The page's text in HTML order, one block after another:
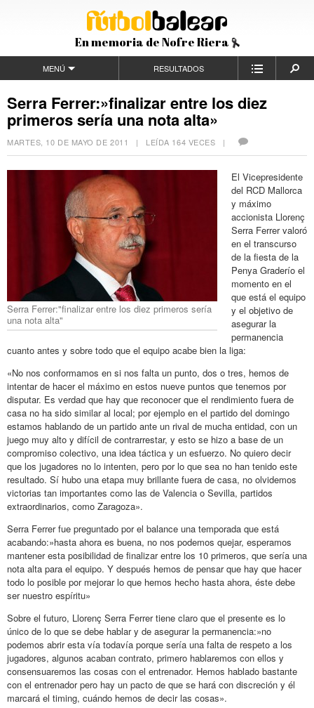
En memoria de Nofre Riera
MENÚ RESULTADOS
Serra Ferrer:»finalizar entre los diez
primeros sería una nota alta»
MARTES, 10 DE MAYO DE 2011 | LEÍDA 164 VECES |
Serra Ferrer:"finalizar entre los diez primeros sería
una nota alta"
El Vicepresidente
del RCD Mallorca
y máximo
accionista Llorenç
Serra Ferrer valoró
en el transcurso
de la fiesta de la
Penya Graderío el
momento en el
que está el equipo
y el objetivo de
asegurar la
permanencia
cuanto antes y sobre todo que el equipo acabe bien la liga:
«No nos conformamos en si nos falta un punto, dos o tres, hemos de
intentar de hacer el máximo en estos nueve puntos que tenemos por
disputar. Es verdad que hay que reconocer que el rendimiento fuera de
casa no ha sido similar al local; por ejemplo en el partido del domingo
estamos hablando de un partido ante un rival de mucha entidad, con un
juego muy alto y difícil de contrarrestar, y esto se hizo a base de un
compromiso colectivo, una idea táctica y un esfuerzo. No quiero decir
que los jugadores no lo intenten, pero por lo que sea no han tenido este
resultado. Sí hubo una etapa muy brillante fuera de casa, no olvidemos
victorias tan importantes como las de Valencia o Sevilla, partidos
extraordinarios, como Zaragoza».
Serra Ferrer fue preguntado por el balance una temporada que está
acabando:»hasta ahora es buena, no nos podemos quejar, esperamos
mantener esta posibilidad de finalizar entre los 10 primeros, que sería una
nota alta para el equipo. Y después hemos de pensar que hay que hacer
todo lo posible por mejorar lo que hemos hecho hasta ahora, éste debe
ser nuestro espíritu»
Sobre el futuro, Llorenç Serra Ferrer tiene claro que el presente es lo
único de lo que se debe hablar y de asegurar la permanencia:»no
podemos abrir esta vía todavía porque sería una falta de respeto a los
jugadores, algunos acaban contrato, primero hablaremos con ellos y
consensuaremos las cosas con el entrenador. Hemos hablado bastante
con el entrenador pero hay un pacto de que se hará con discreción y él
marcará el timing, cuándo hemos de decir las cosas».